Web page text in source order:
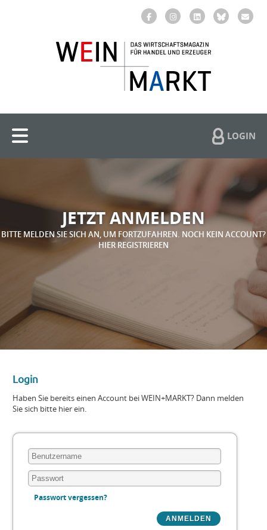
LOGIN
JETZT ANMELDEN
BITTE MELDEN SIE SICH AN, UM FORTZUFAHREN. NOCH KEIN ACCOUNT?
HIER REGISTRIEREN
Login
Haben Sie bereits einen Account bei WEIN+MARKT? Dann melden
Sie sich bitte hier ein.
Passwort vergessen?